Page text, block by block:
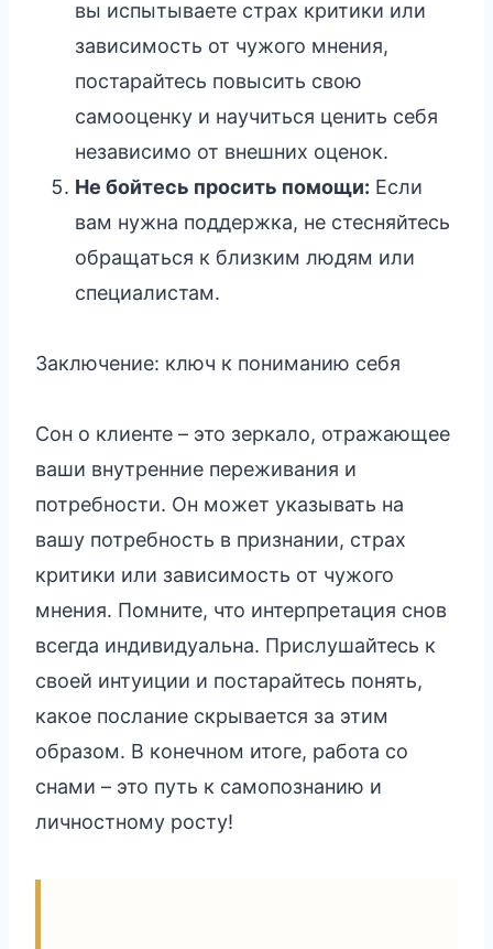
вы испытываете страх критики или
зависимость от чужого мнения,
постарайтесь повысить свою
самооценку и научиться ценить себя
независимо от внешних оценок.
Не бойтесь просить помощи: Если
вам нужна поддержка, не стесняйтесь
обращаться к близким людям или
специалистам.
Заключение: ключ к пониманию себя
Сон о клиенте – это зеркало, отражающее
ваши внутренние переживания и
потребности. Он может указывать на
вашу потребность в признании, страх
критики или зависимость от чужого
мнения. Помните, что интерпретация снов
всегда индивидуальна. Прислушайтесь к
своей интуиции и постарайтесь понять,
какое послание скрывается за этим
образом. В конечном итоге, работа со
снами – это путь к самопознанию и
личностному росту!